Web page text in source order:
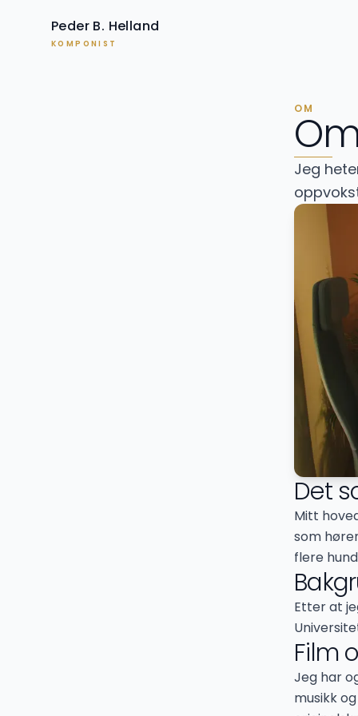
Peder B. Helland
KOMPONIST
OM
Jeg
Det
Mitt
som
flere
Etter at
Film
Jeg har
musikk